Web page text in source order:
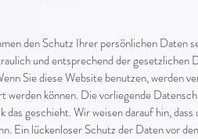
den Schutz Ihrer persönlichen Daten
und entsprechend der
Sie diese Website benutzen, werden
werden können. Die vorliegende
das geschieht. Wir weisen darauf hin,
Ein lückenloser Schutz der Daten vor